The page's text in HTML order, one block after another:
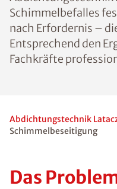
Schimmelbefalles
nach Erfordernis –
Entsprechend den
Fachkräfte
Abdichtungstechnik
Schimmelbeseitigung
Das